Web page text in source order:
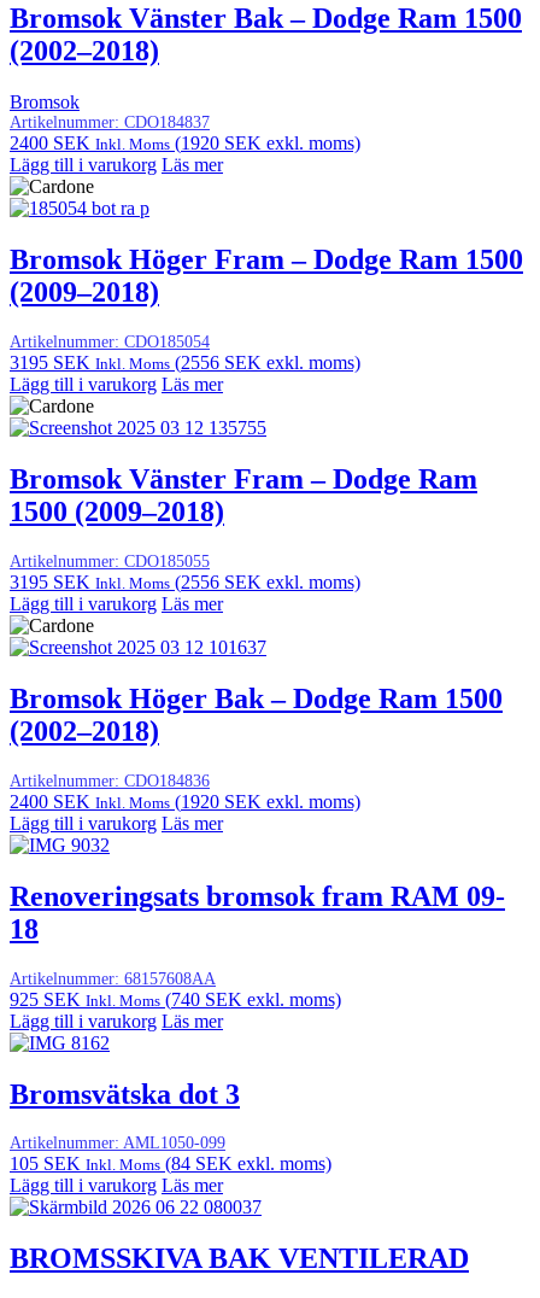
Bromsok Vänster Bak – Dodge Ram 1500
(2002–2018)
Bromsok
Artikelnummer: CDO184837
2400 SEK Inkl. Moms (1920 SEK exkl. moms)
Lägg till i varukorg Läs mer
Bromsok Höger Fram – Dodge Ram 1500
(2009–2018)
Artikelnummer: CDO185054
3195 SEK Inkl. Moms (2556 SEK exkl. moms)
Lägg till i varukorg Läs mer
Bromsok Vänster Fram – Dodge Ram
1500 (2009–2018)
Artikelnummer: CDO185055
3195 SEK Inkl. Moms (2556 SEK exkl. moms)
Lägg till i varukorg Läs mer
Bromsok Höger Bak – Dodge Ram 1500
(2002–2018)
Artikelnummer: CDO184836
2400 SEK Inkl. Moms (1920 SEK exkl. moms)
Lägg till i varukorg Läs mer
Renoveringsats bromsok fram RAM 09-
18
Artikelnummer: 68157608AA
925 SEK Inkl. Moms (740 SEK exkl. moms)
Lägg till i varukorg Läs mer
Bromsvätska dot 3
Artikelnummer: AML1050-099
105 SEK Inkl. Moms (84 SEK exkl. moms)
Lägg till i varukorg Läs mer
BROMSSKIVA BAK VENTILERAD